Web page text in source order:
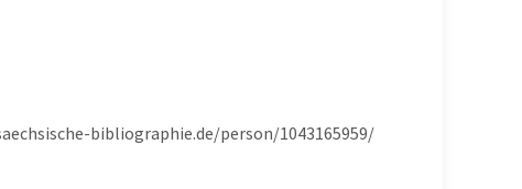
bibliographie.de/person/1043165959/